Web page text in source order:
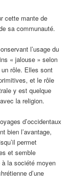
cette mante de
sa communauté.
l’usage du
« jalouse » selon
rôle. Elles sont
et le rôle
y est quelque
la religion.
d’occidentaux
bien l’avantage,
permet
et semble
à la société moyen
d’une